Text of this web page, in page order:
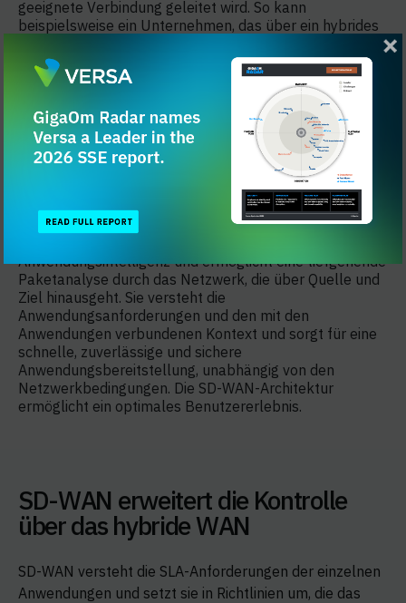
geeignete Verbindung geleitet wird. So kann
beispielsweise ein Unternehmen, das über ein hybrides
WAN mit MPLS- und Breitbandverbindungen verfügt und
dessen Niederlassungen auf Cloud-Anwendungen wie
Microsoft Office 365 zugreifen, diesen Datenverkehr
direkt an das Office 365-Portal weiterleiten. Das
Unternehmen muss den Cloud-basierten Datenverkehr
nicht mehr unnötigerweise zunächst über das
firmeneigene Rechenzentrum leiten, was zu
Latenzzeiten und Datenverlusten führen könnte. Das
Hybrid-WAN hält die teure MPLS-Verbindung für andere
geschäftskritische Anwendungen frei.
Anwendungsintelligenz und ermöglicht eine tiefgehende
Paketanalyse durch das Netzwerk, die über Quelle und
Ziel hinausgeht. Sie versteht die
Anwendungsanforderungen und den mit den
Anwendungen verbundenen Kontext und sorgt für eine
schnelle, zuverlässige und sichere
Anwendungsbereitstellung, unabhängig von den
Netzwerkbedingungen. Die SD-WAN-Architektur
ermöglicht ein optimales Benutzererlebnis.
SD-WAN erweitert die Kontrolle
über das hybride WAN
SD-WAN versteht die SLA-Anforderungen der einzelnen
Anwendungen und setzt sie in Richtlinien um, die das